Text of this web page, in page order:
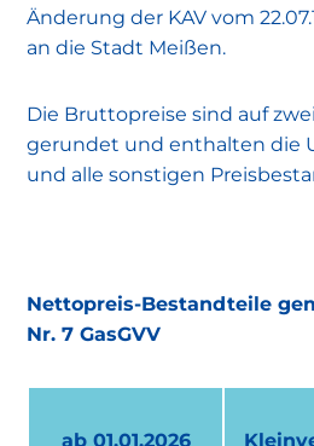
Änderung der KAV vom
an die Stadt Meißen.
Die Bruttopreise sind auf
gerundet und enthalten die
und alle sonstigen
Nettopreis-Bestandteile
Nr. 7 GasGVV
ab 01.01.2026